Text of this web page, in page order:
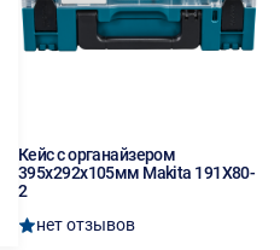
Кейс с органайзером
395х292х105мм Makita 191X80-
2
нет отзывов